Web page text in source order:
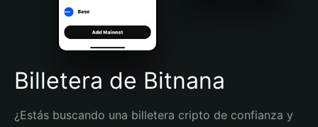
Português (Brasil)
Español (Argentina)
Billetera de Bitnana
¿Estás buscando una billetera cripto de confianza y